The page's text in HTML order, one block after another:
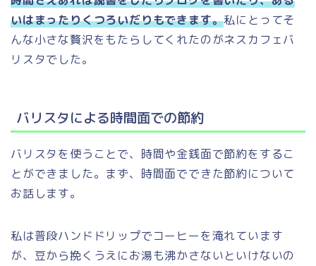
いはまったりくつろいだりもできます。私にとってそ
んな小さな贅沢をもたらしてくれたのがネスカフェバ
リスタでした。
バリスタによる時間面での節約
バリスタを使うことで、時間や金銭面で節約をするこ
とができました。まず、時間面でできた節約について
お話します。
私は普段ハンドドリップでコーヒーを淹れています
が、豆から挽くうえにお湯も沸かさないといけないの